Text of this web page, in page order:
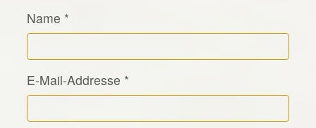
Name *
E-Mail-Addresse *